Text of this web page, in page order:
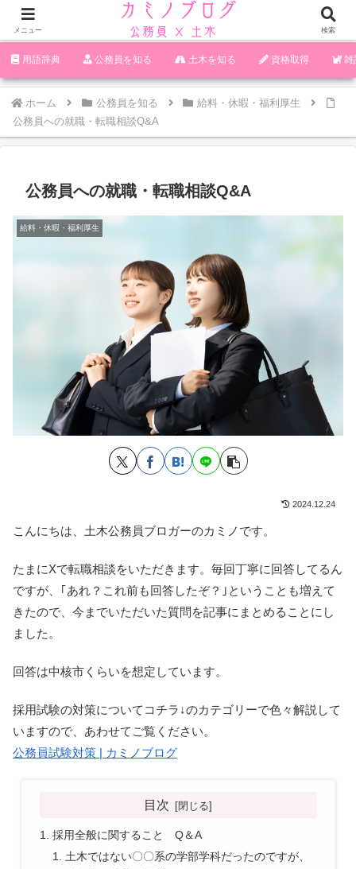
‪︎‬‪︎︎︎︎︎用語辞典 ‪︎‬‪︎︎︎︎︎公務員を知る 土木を知る 資格取得 雑
ホーム 公務員を知る
給料・休暇・福利厚生
公務員への就職・転職相談Q&A
公務員への就職・転職相談Q&A
給料・休暇・福利厚生
2024.12.24
こんにちは、土木公務員ブロガーのカミノです。
たまにXで転職相談をいただきます。毎回丁寧に回答してるん
ですが、｢あれ？これ前も回答したぞ？｣ということも増えて
きたので、今までいただいた質問を記事にまとめることにし
ました。
回答は中核市くらいを想定しています。
採用試験の対策についてコチラ↓のカテゴリーで色々解説して
いますので、あわせてご覧ください。
公務員試験対策 | カミノブログ
目次
採用全般に関すること Q＆A
土木ではない〇〇系の学部学科だったのですが、
メニュー 検索